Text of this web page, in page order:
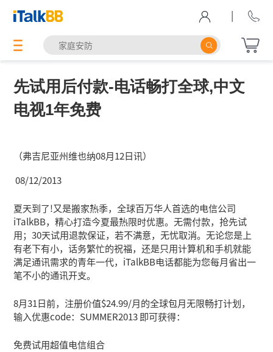
|
先试用后付款-电话畅打全球,中文
电视1年免费
（弗吉尼亚州维也纳08月12日讯）
08/12/2013
夏天到了!又是搬家热季，全球百万华人首选的电信公司
iTalkBB，精心打造今夏最热限时优惠。无需付款，抢先试
用；30天试用退款保证，若不满意，无忧取消。无论您是上
有老下有小，话务繁忙的祝福，还是只用计算机和手机就能
满足通讯需求的青年一代，iTalkBB电话都能为您每月省出一
笔不小的通讯开支。
8月31日前，注册价值$24.99/月的全球包月无限畅打计划，
输入优惠code：SUMMER2013 即可获得：
免费试用超值电信组合